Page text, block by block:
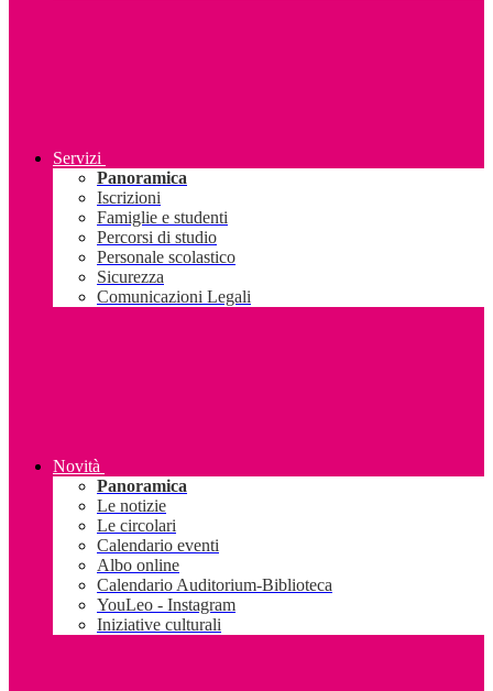
Servizi
Panoramica
Iscrizioni
Famiglie e studenti
Percorsi di studio
Personale scolastico
Sicurezza
Comunicazioni Legali
Novità
Panoramica
Le notizie
Le circolari
Calendario eventi
Albo online
Calendario Auditorium-Biblioteca
YouLeo - Instagram
Iniziative culturali